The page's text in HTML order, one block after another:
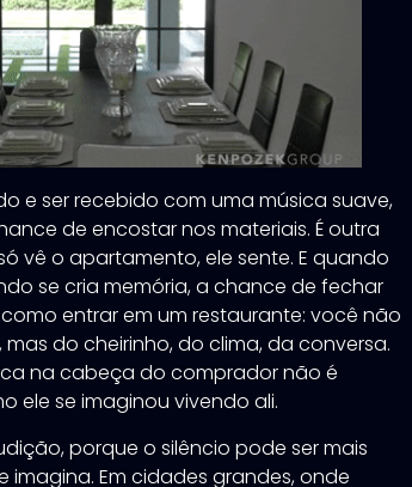
e ser recebido com uma música suave,
de encostar nos materiais. É outra
vê o apartamento, ele sente. E quando
se cria memória, a chance de fechar
entrar em um restaurante: você não
do cheirinho, do clima, da conversa.
na cabeça do comprador não é
ele se imaginou vivendo ali.
porque o silêncio pode ser mais
Em cidades grandes, onde